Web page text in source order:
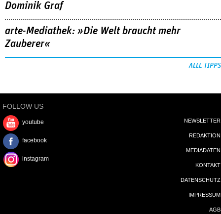
Dominik Graf
arte-Mediathek: »Die Welt braucht mehr
Zauberer«
ALLE TIPPS
FOLLOW US
youtube
facebook
instagram
NEWSLETTER
REDAKTION
MEDIADATEN
KONTAKT
DATENSCHUTZ
IMPRESSUM
AGB